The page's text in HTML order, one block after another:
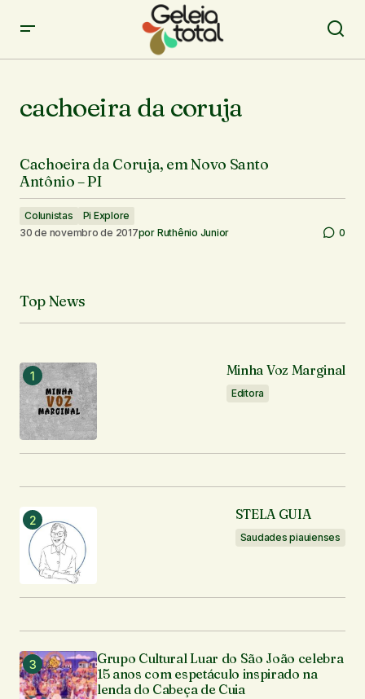
cachoeira da coruja
Cachoeira da Coruja, em Novo Santo
Antônio – PI
Colunistas
Pi Explore
30 de novembro de 2017por Ruthênio Junior 0
Top News
Minha Voz Marginal
Editora
STELA GUIA
Saudades piauienses
Grupo Cultural Luar do São João celebra
15 anos com espetáculo inspirado na
lenda do Cabeça de Cuia